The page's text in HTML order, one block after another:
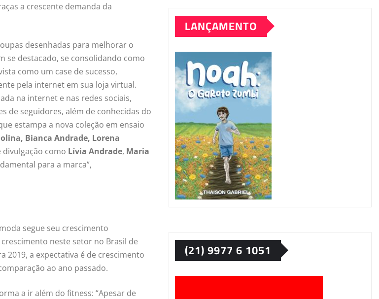
a crescente demanda da
desenhadas para melhorar o
se destacado, se consolidando como
como um case de sucesso,
pela internet em sua loja virtual.
na internet e nas redes sociais,
de seguidores, além de conhecidas do
estampa a nova coleção em ensaio
Bianca Andrade, Lorena
divulgação como Lívia Andrade, Maria
para a marca”,
segue seu crescimento
neste setor no Brasil de
2019, a expectativa é de crescimento
ao ano passado.
a ir além do fitness: “Apesar de
LANÇAMENTO
(21) 9977 6 1051